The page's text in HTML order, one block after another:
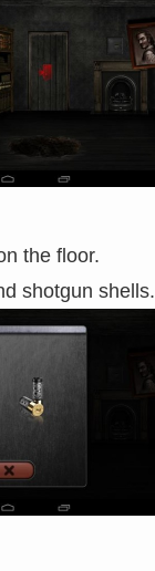
the floor.
shotgun shells.